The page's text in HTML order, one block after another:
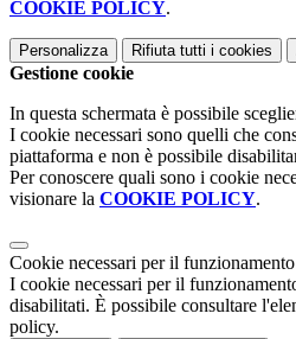
COOKIE POLICY.
Personalizza Rifiuta tutti i cookies
Gestione cookie
In questa schermata è possibile
I cookie necessari sono quelli che
piattaforma e non è possibile
Per conoscere quali sono i cookie
visionare la COOKIE POLICY.
Cookie necessari per il funzionamento
I cookie necessari per il
disabilitati. È possibile consultare
policy.